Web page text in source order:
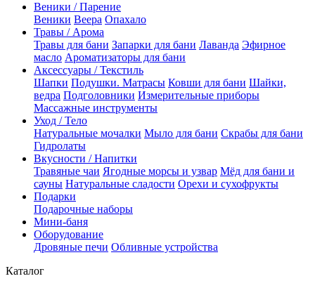
Веники / Парение
Веники Веера Опахало
Травы / Арома
Травы для бани Запарки для бани Лаванда Эфирное
масло Ароматизаторы для бани
Аксессуары / Текстиль
Шапки Подушки. Матрасы Ковши для бани Шайки,
ведра Подголовники Измерительные приборы
Массажные инструменты
Уход / Тело
Натуральные мочалки Мыло для бани Скрабы для бани
Гидролаты
Вкусности / Напитки
Травяные чаи Ягодные морсы и узвар Мёд для бани и
сауны Натуральные сладости Орехи и сухофрукты
Подарки
Подарочные наборы
Мини-баня
Оборудование
Дровяные печи Обливные устройства
Каталог